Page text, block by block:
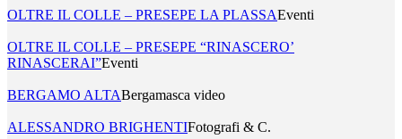
OLTRE IL COLLE – PRESEPE LA PLASSAEventi
OLTRE IL COLLE – PRESEPE “RINASCERO’
RINASCERAI”Eventi
BERGAMO ALTABergamasca video
ALESSANDRO BRIGHENTIFotografi & C.